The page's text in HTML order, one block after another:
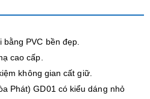
bằng PVC bền đẹp.
cao cấp.
không gian cất giữ.
Phát) GD01 có kiểu dáng nhỏ